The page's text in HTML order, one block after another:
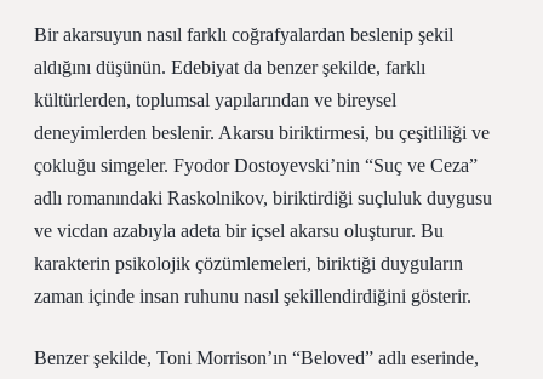
Bir akarsuyun nasıl farklı coğrafyalardan beslenip şekil
aldığını düşünün. Edebiyat da benzer şekilde, farklı
kültürlerden, toplumsal yapılarından ve bireysel
deneyimlerden beslenir. Akarsu biriktirmesi, bu çeşitliliği ve
çokluğu simgeler. Fyodor Dostoyevski’nin “Suç ve Ceza”
adlı romanındaki Raskolnikov, biriktirdiği suçluluk duygusu
ve vicdan azabıyla adeta bir içsel akarsu oluşturur. Bu
karakterin psikolojik çözümlemeleri, biriktiği duyguların
zaman içinde insan ruhunu nasıl şekillendirdiğini gösterir.
Benzer şekilde, Toni Morrison’ın “Beloved” adlı eserinde,